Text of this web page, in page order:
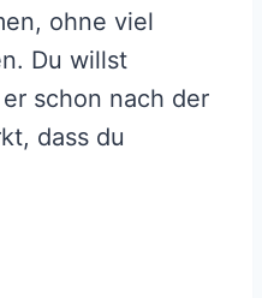
ohne viel
Du willst
schon nach der
dass du